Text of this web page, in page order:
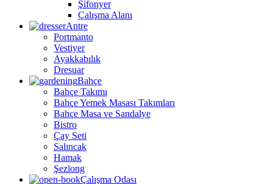
Şifonyer
Çalışma Alanı
Antre
Portmanto
Vestiyer
Ayakkabılık
Dresuar
Bahçe
Bahçe Takımı
Bahçe Yemek Masası Takımları
Bahçe Masa ve Sandalye
Bistro
Çay Seti
Salıncak
Hamak
Şezlong
Çalışma Odası